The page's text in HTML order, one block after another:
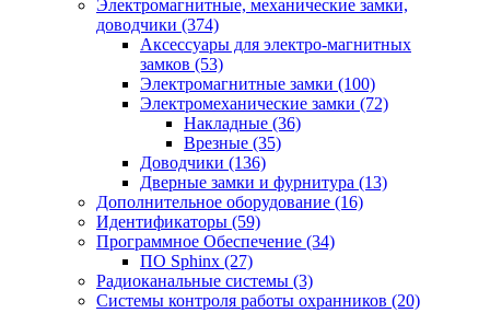
Электромагнитные, механические замки,
доводчики (374)
Аксессуары для электро-магнитных
замков (53)
Электромагнитные замки (100)
Электромеханические замки (72)
Накладные (36)
Врезные (35)
Доводчики (136)
Дверные замки и фурнитура (13)
Дополнительное оборудование (16)
Идентификаторы (59)
Программное Обеспечение (34)
ПО Sphinx (27)
Радиоканальные системы (3)
Системы контроля работы охранников (20)